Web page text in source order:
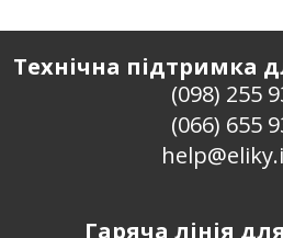
Технічна підтримка
(098) 255
(066) 655
Гаряча лінія